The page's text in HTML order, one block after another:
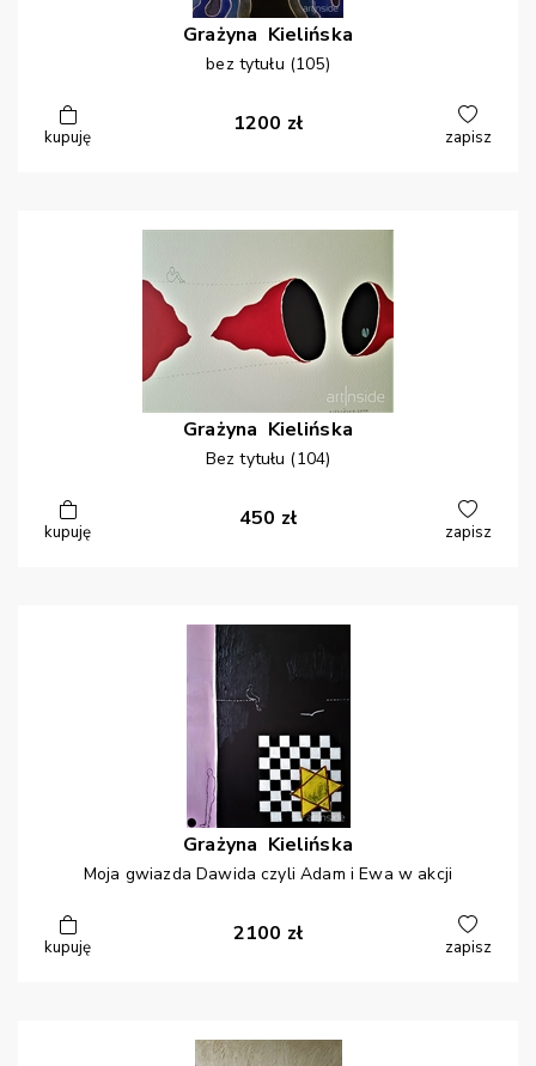
Grażyna Kielińska
bez tytułu (105)
kupuję
1200 zł
zapisz
Grażyna Kielińska
Bez tytułu (104)
kupuję
450 zł
zapisz
Grażyna Kielińska
Moja gwiazda Dawida czyli Adam i Ewa w akcji
kupuję
2100 zł
zapisz